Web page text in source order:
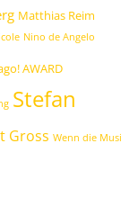
Matthias Reim
Nino de Angelo
AWARD
Stefan
Gross Wenn die Musi